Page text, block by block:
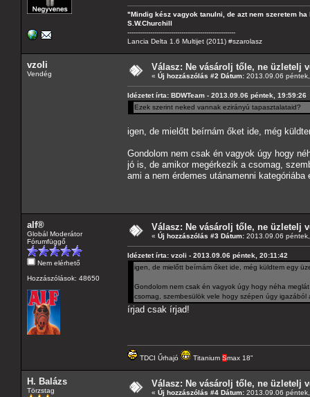
"Mindig kész vagyok tanulni, de azt nem szeretem
S.W.Churchill
----------------------------------------------------
Lancia Delta 1.6 Multijet (2011) #szarolasz
vzoli
Vendég
Válasz: Ne vásárolj tőle, ne üzletelj
« Új hozzászólás #2 Dátum: 2013.09.06
Idézetet írta: BDWTeam - 2013.09.06 péntek, 19:59:26
Ezek szerint neked vannak ezirányú tapasztalataid?
igen, de mielőtt beírnám őket ide, még
Gondolom nem csak én vagyok úgy hogy
jó is, de amikor megérkezik a csomag,
ami a nem érdemes utánamenni kategóriába
alf®
Globál Moderátor
Fórumfüggő
Nem elérhető
Hozzászólások: 48650
Válasz: Ne vásárolj tőle, ne üzletelj
« Új hozzászólás #3 Dátum: 2013.09.06
Idézetet írta: vzoli - 2013.09.06 péntek, 20:11:42
igen, de mielőtt beírnám őket ide, még küldtem egy
Gondolom nem csak én vagyok úgy hogy néha
csomag, szembesülök vele hogy szépen úgy
írjad csak írjad!
TDCI Űrhajó Titanium Smax 18"
H. Balázs
Törzstag
Válasz: Ne vásárolj tőle, ne üzletelj
« Új hozzászólás #4 Dátum: 2013.09.06